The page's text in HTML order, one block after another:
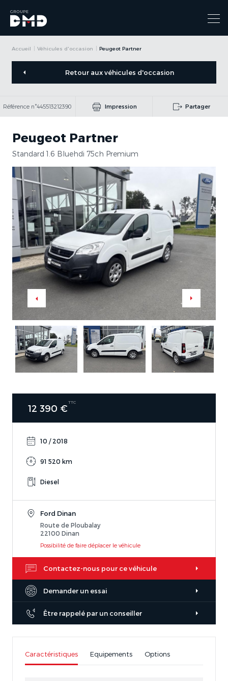
Accueil Véhicules d'occasion Peugeot Partner
Retour aux véhicules d'occasion
Référence n°445513212390 Impression Partager
Peugeot Partner
Standard 1.6 Bluehdi 75ch Premium
12 390 €
TTC
10 / 2018
91 520 km
Diesel
Ford Dinan
Route de Ploubalay
22100 Dinan
Possibilité de faire déplacer le véhicule
Contactez-nous pour ce véhicule
Demander un essai
Être rappelé par un conseiller
Caractéristiques Equipements Options